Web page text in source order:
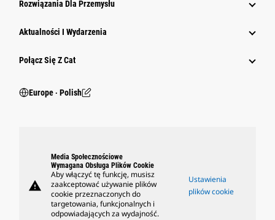
Rozwiązania Dla Przemysłu
Aktualności I Wydarzenia
Połącz Się Z Cat
Europe ‧ Polish
warning
Media Społecznościowe
Wymagana Obsługa Plików Cookie
Aby włączyć tę funkcję, musisz
zaakceptować używanie plików
cookie przeznaczonych do
targetowania, funkcjonalnych i
odpowiadających za wydajność.
Ustawienia
plików cookie